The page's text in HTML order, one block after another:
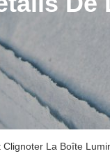
La Boîte